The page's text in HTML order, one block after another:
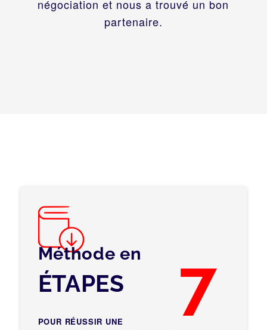
négociation et nous a trouvé un bon
partenaire.
Méthode en 7
ÉTAPES
POUR RÉUSSIR UNE